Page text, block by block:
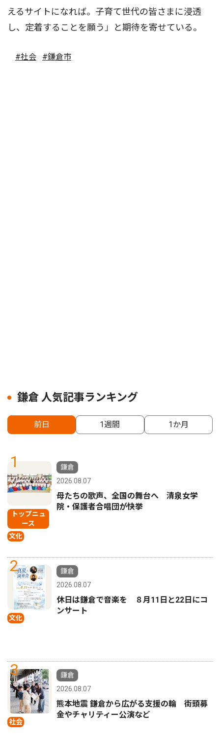
えるサイトになれば。子育て世代の皆さまに浸透
し、定着することを願う」と期待を寄せている。
#社会 #鎌倉市
鎌倉 人気記事ランキング
前日 1週間 1か月
1
トップニュ
ース
文化
鎌倉
2026.08.07
母たちの歌声、全国の舞台へ 清泉女学
院・保護者合唱団が快挙
2
文化
鎌倉
2026.08.07
休日は鎌倉で音楽を ８月11日と22日にコ
ンサート
3
社会
鎌倉
2026.08.07
熊本地震 鎌倉から広がる支援の輪 街頭募
金やチャリティー公演など